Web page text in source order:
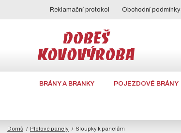
Reklamační protokol Obchodní podmínky
BRÁNY A BRANKY POJEZDOVÉ BRÁNY
Domů Plotové panely Sloupky k panelům